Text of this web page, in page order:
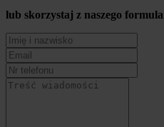
lub skorzystaj z naszego